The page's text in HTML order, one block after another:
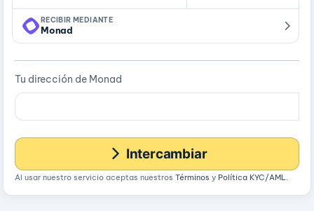
RECIBIR MEDIANTE
Monad
Tu dirección de Monad
Intercambiar
Al usar nuestro servicio aceptas nuestros Términos y Política KYC/AML